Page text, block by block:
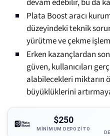
devam edebilir, bu da
Plata Boost aracı
düzeyindeki teknik
yürütme ve çekme
Erken kazançlardan
güven, kullanıcıları
alabilecekleri miktarın
büyüklüklerini
$250
MINIMUM DEPOZITO